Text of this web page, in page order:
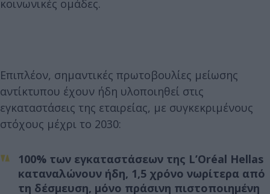
κοινωνικές ομάδες.
Επιπλέον, σημαντικές πρωτοβουλίες μείωσης
αντίκτυπου έχουν ήδη υλοποιηθεί στις
εγκαταστάσεις της εταιρείας, με συγκεκριμένους
στόχους μέχρι το 2030:
100% των εγκαταστάσεων της L’Oréal Hellas
καταναλώνουν ήδη, 1,5 χρόνο νωρίτερα από
τη δέσμευση, μόνο πράσινη πιστοποιημένη